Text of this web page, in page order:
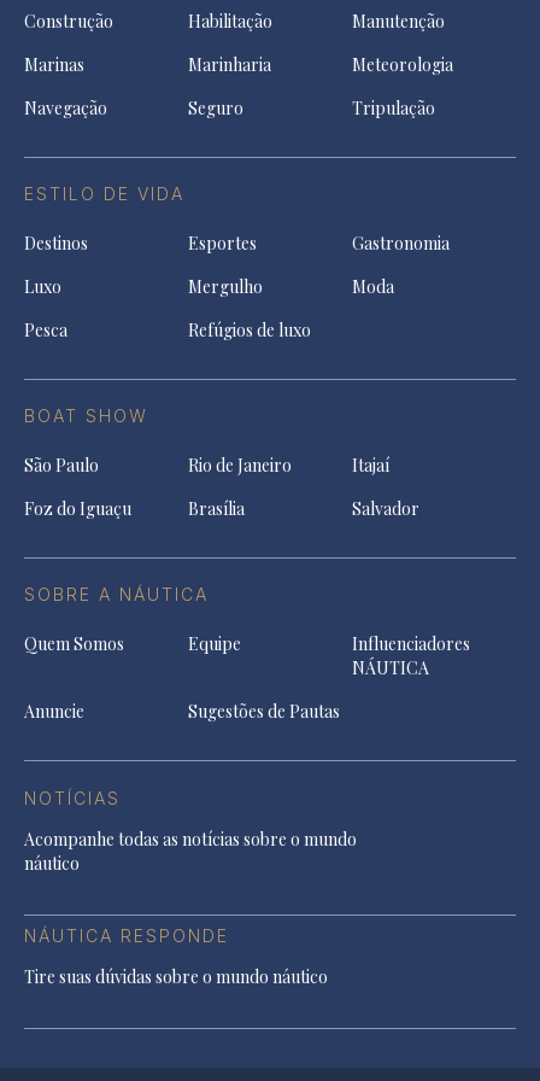
Construção Habilitação
Manutenção
Marinas
Marinharia
Meteorologia
Navegação
Seguro Tripulação
ESTILO DE VIDA
Destinos Esportes
Gastronomia
Luxo
Mergulho
Moda
Pesca
Refúgios de luxo
BOAT SHOW
São Paulo Rio de Janeiro
Itajaí
Foz do Iguaçu
Brasília Salvador
SOBRE A NÁUTICA
Quem Somos Equipe
Influenciadores
NÁUTICA
Anuncie
Sugestões de Pautas
NOTÍCIAS
Acompanhe todas as notícias sobre o mundo
náutico
NÁUTICA RESPONDE
Tire suas dúvidas sobre o mundo náutico